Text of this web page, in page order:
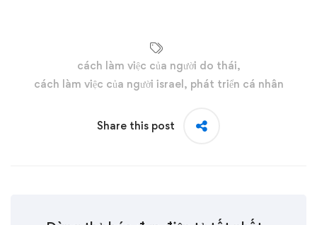
cách làm việc của người do thái,
cách làm việc của người israel, phát triển cá nhân
Share this post